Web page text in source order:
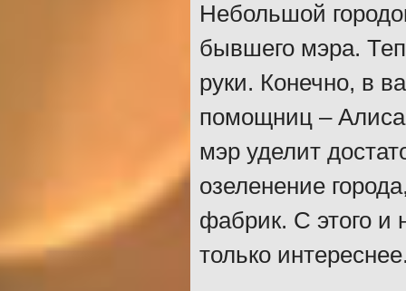
Небольшой
бывшего мэра.
руки. Конечно, в
помощниц – Алиса
мэр уделит
озеленение
фабрик. С этого и
только